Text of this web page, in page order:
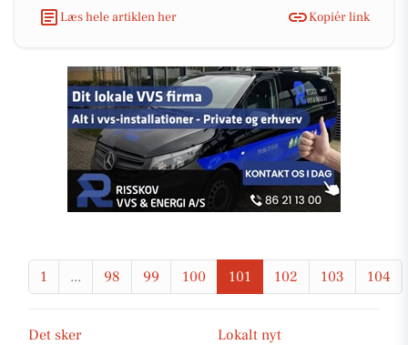
Læs hele artiklen her
Kopiér link
1 ... 98 99 100 101 102 103 104
Det sker
Lokalt nyt